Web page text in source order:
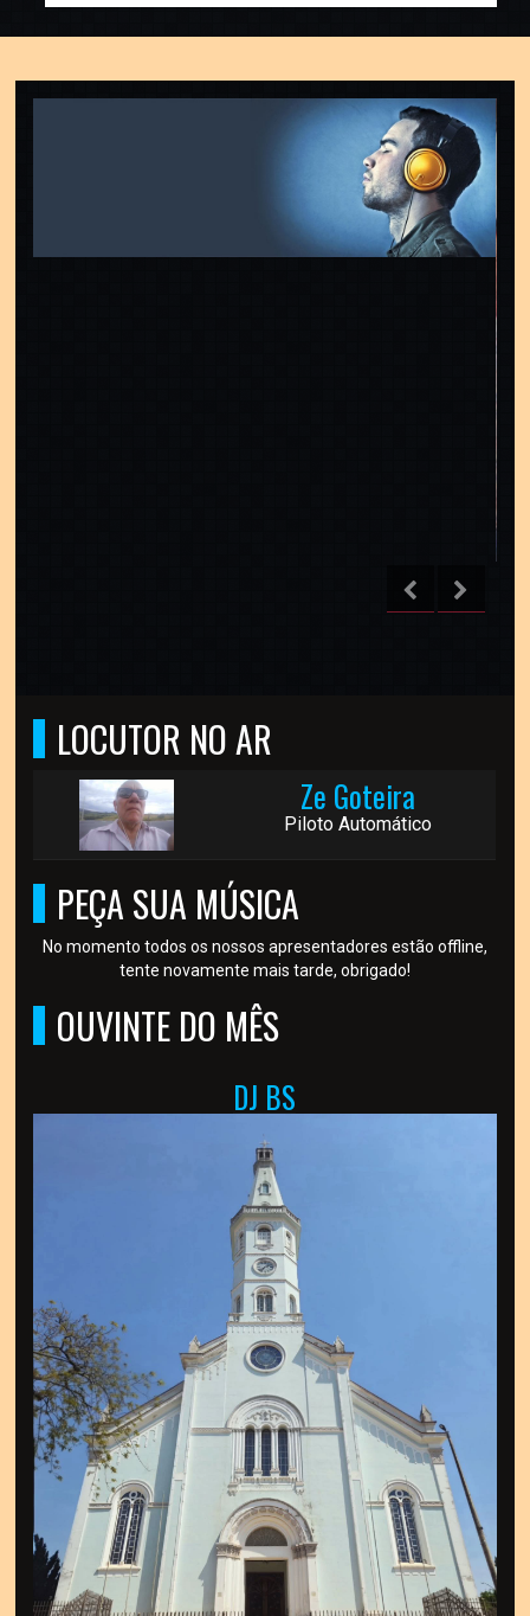
LOCUTOR NO AR
Ze Goteira
Piloto Automático
PEÇA SUA MÚSICA
No momento todos os nossos apresentadores estão offline,
tente novamente mais tarde, obrigado!
OUVINTE DO MÊS
DJ BS